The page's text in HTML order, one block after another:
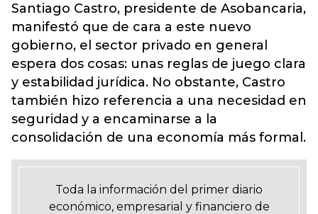
Santiago Castro, presidente de Asobancaria,
manifestó que de cara a este nuevo
gobierno, el sector privado en general
espera dos cosas: unas reglas de juego clara
y estabilidad jurídica. No obstante, Castro
también hizo referencia a una necesidad en
seguridad y a encaminarse a la
consolidación de una economía más formal.
Toda la información del primer diario
económico, empresarial y financiero de